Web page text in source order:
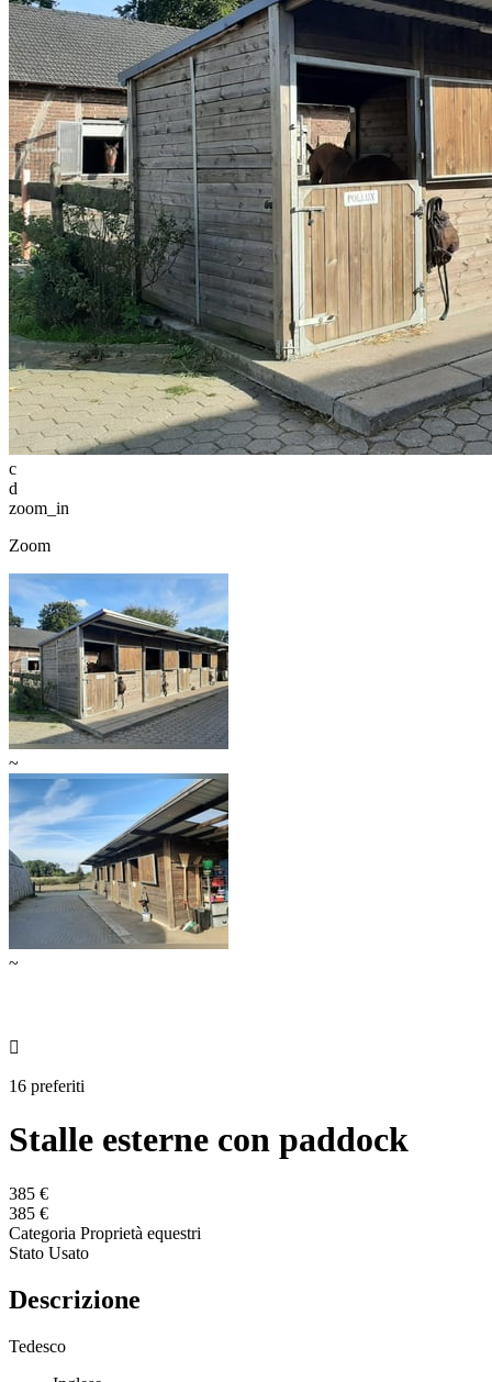
c
d
zoom_in
Zoom
~
~

16 preferiti
Stalle esterne con paddock
385 €
385 €
Categoria Proprietà equestri
Stato Usato
Descrizione
Tedesco